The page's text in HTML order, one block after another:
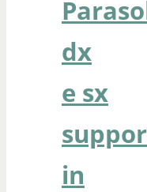
dx
e sx
in